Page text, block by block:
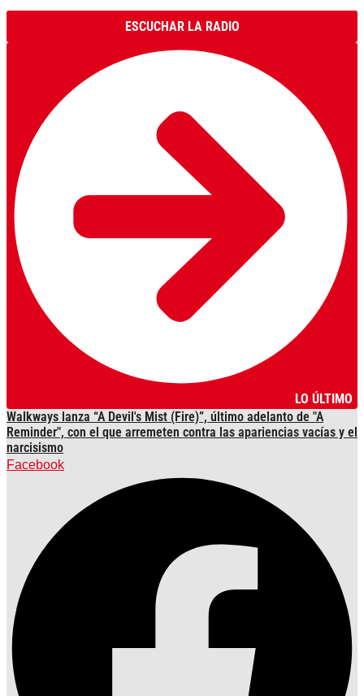
ESCUCHAR LA RADIO
LO ÚLTIMO
Walkways lanza “A Devil's Mist (Fire)”, último adelanto de "A
Reminder", con el que arremeten contra las apariencias vacías y el
narcisismo
Facebook